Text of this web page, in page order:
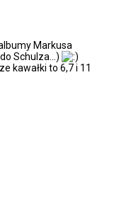
Markusa
Schulza...)
kawałki to 6,7 i 11